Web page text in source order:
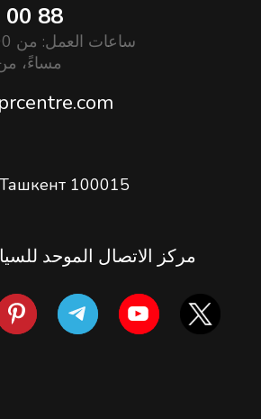
00 88
مساءً،
100015
مركز الاتصال الموحد